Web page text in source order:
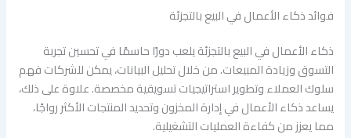
فوائد ذكاء الأعمال في البيع بالتجزئة
ذكاء الأعمال في البيع بالتجزئة يلعب دورًا حاسمًا في تحسين تجربة
التسوق وزيادة المبيعات. من خلال تحليل البيانات، يمكن للشركات فهم
سلوك العملاء وتطوير استراتيجيات تسويقية مخصصة. علاوة على ذلك،
يساعد ذكاء الأعمال في إدارة المخزون وتحديد المنتجات الأكثر رواجًا،
مما يعزز من كفاءة العمليات التشغيلية.